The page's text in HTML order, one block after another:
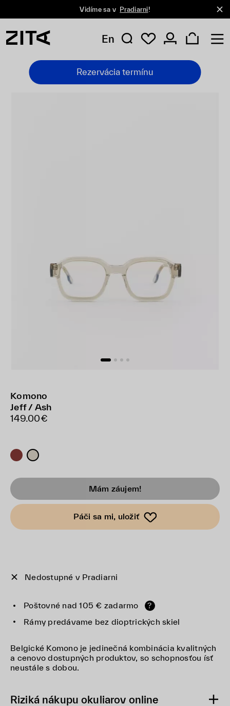
Vidíme sa v Pradiarni!
En
Rezervácia termínu
Komono
Jeff / Ash
149.00€
Mám záujem!
Páči sa mi, uložiť
Nedostupné v Pradiarni
Poštovné nad 105 € zadarmo
?
Rámy predávame bez dioptrických skiel
Belgické Komono je jedinečná kombinácia kvalitných
a cenovo dostupných produktov, so schopnosťou ísť
neustále s dobou.
Riziká nákupu okuliarov online